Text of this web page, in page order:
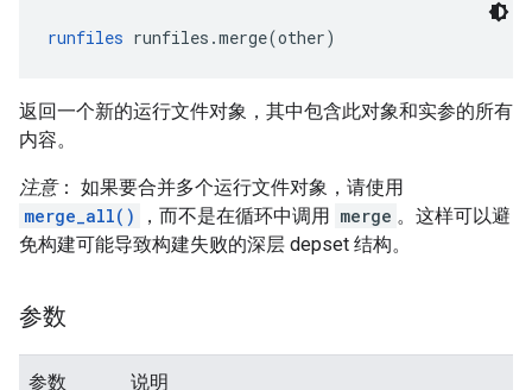
runfiles runfiles.merge(other)
返回一个新的运行文件对象，其中包含此对象和实参的所有
内容。
注意： 如果要合并多个运行文件对象，请使用
merge_all()
，而不是在循环中调用 merge 。这样可以避
免构建可能导致构建失败的深层 depset 结构。
参数
参数 说明